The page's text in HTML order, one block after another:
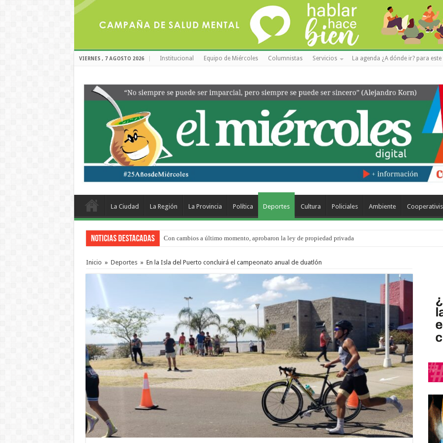
VIERNES , 7 AGOSTO 2026 Institucional Equipo de Miércoles Columnistas Servicios La agenda ¿A dónde ir? para este
La Ciudad La Región La Provincia Política Deportes Cultura Policiales Ambiente
Noticias Destacadas Con cambios a último momento, aprobaron la ley de propiedad privada
Inicio » Deportes » En la Isla del Puerto concluirá el campeonato anual de duatlón